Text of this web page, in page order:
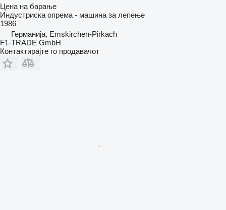
Цена на барање
Индустриска опрема - машина за лепење
1986
Германија, Emskirchen-Pirkach
F1-TRADE GmbH
Контактирајте го продавачот